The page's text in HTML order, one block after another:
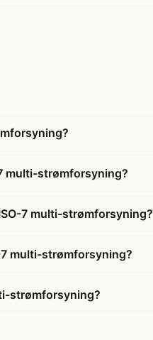
multi-strømforsyning?
7 multi-strømforsyning?
multi-strømforsyning?
strømforsyning?